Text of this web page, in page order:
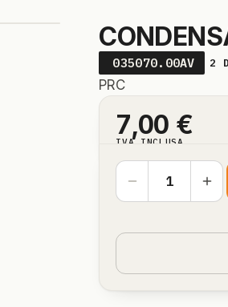
035070.00AV 2
PRC
7,00 €
IVA INCLUSA